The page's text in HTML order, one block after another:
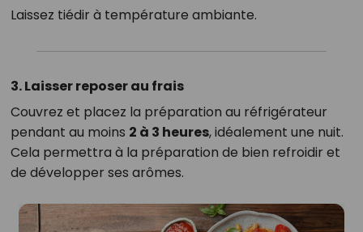
Laissez tiédir à température ambiante.
3. Laisser reposer au frais
Couvrez et placez la préparation au réfrigérateur
pendant au moins 2 à 3 heures, idéalement une nuit.
Cela permettra à la préparation de bien refroidir et
de développer ses arômes.